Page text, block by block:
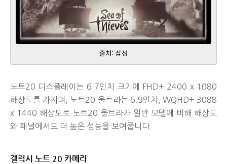
출처: 삼성
노트20 디스플레이는 6.7인치 크기에 FHD+ 2400 x 1080
해상도를 가지며, 노트20 울트라는 6.9인치, WQHD+ 3088
x 1440 해상도로 노트20 울트라가 일반 모델에 비해 해상도
와 패널에서도 더 높은 성능을 보여줍니다.
갤럭시 노트 20 카메라